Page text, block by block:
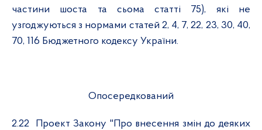
частини шоста та сьома статті 75), які не
узгоджуються з нормами статей 2, 4, 7, 22, 23, 30, 40,
70, 116 Бюджетного кодексу України.
Опосередкований
2.22
Проект Закону "Про внесення змін до деяких